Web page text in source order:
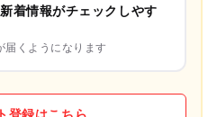
着情報がチェックしやす
届くようになります
登録はこちら